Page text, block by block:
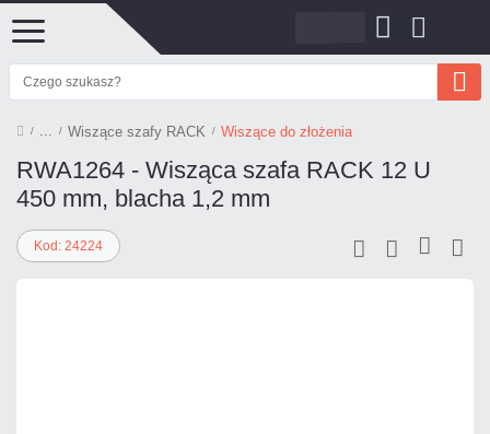
Wiszące szafy RACK Wiszące do złożenia
RWA1264 - Wisząca szafa RACK 12 U
450 mm, blacha 1,2 mm
Kod: 24224